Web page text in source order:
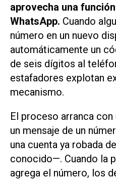
aprovecha una
WhatsApp. Cuando
número en un nuevo
automáticamente un
de seis dígitos al
estafadores explotan
mecanismo.
El proceso arranca
un mensaje de un
una cuenta ya robada
conocido—. Cuando la
agrega el número, los